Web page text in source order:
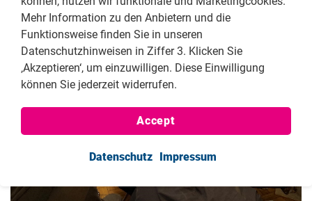
Mehr Information zu den Anbietern und die
Funktionsweise finden Sie in unseren
Datenschutzhinweisen in Ziffer 3. Klicken Sie
‚Akzeptieren‘, um einzuwilligen. Diese Einwilligung
können Sie jederzeit widerrufen.
Accept
Datenschutz Impressum